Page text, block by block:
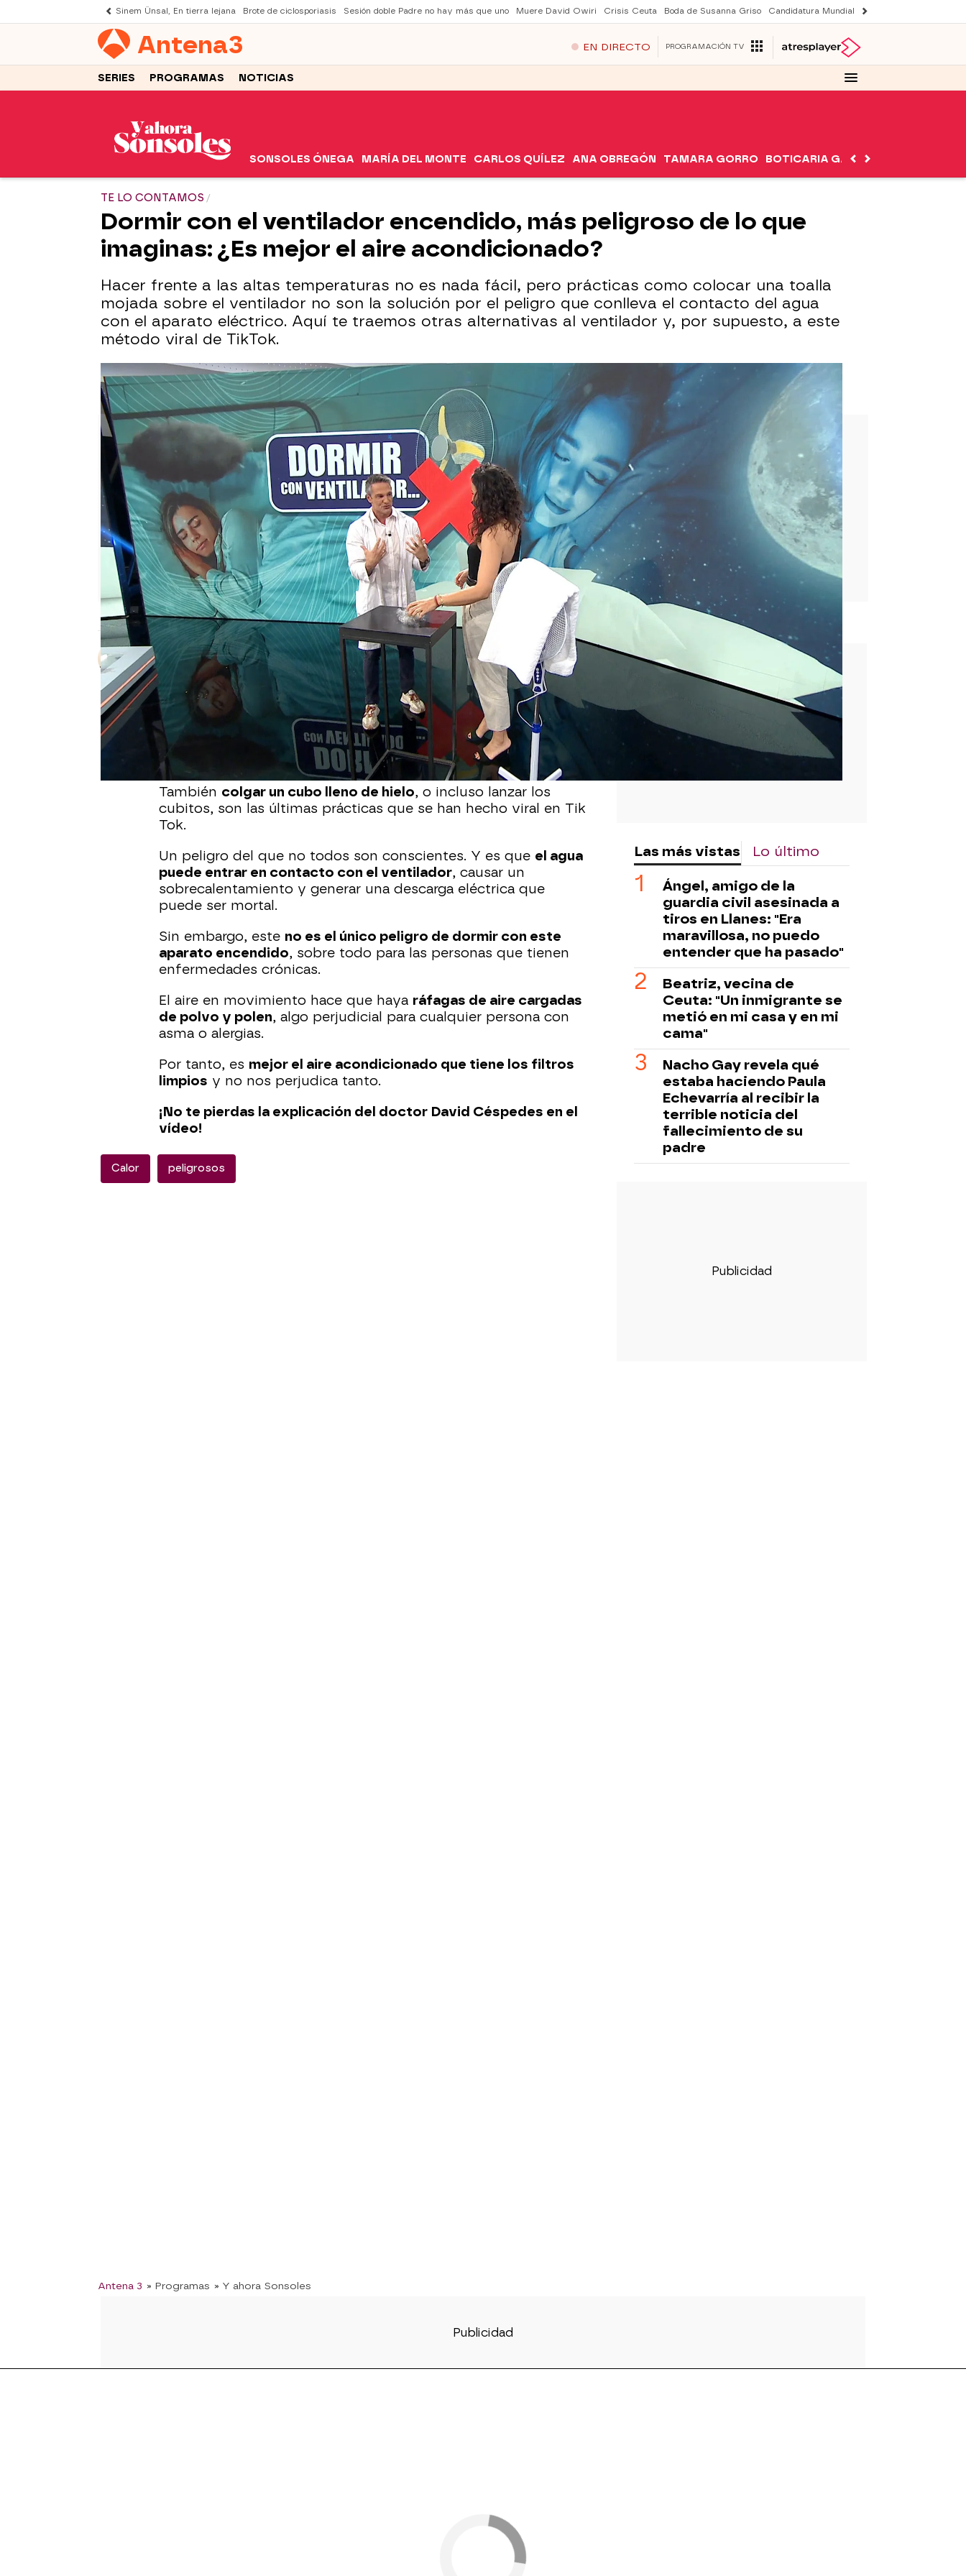
Sinem Ünsal, En tierra lejana Brote de ciclosporiasis Sesión doble Padre no hay más que uno Muere David Owiri Crisis Ceuta Boda de Susanna Griso Candidatura Mundial 2030
Antena3 EN DIRECTO PROGRAMACIÓN TV
SERIES PROGRAMAS NOTICIAS
SONSOLES ÓNEGA MARÍA DEL MONTE CARLOS QUÍLEZ ANA OBREGÓN TAMARA GORRO BOTICARIA GARCÍA
TE LO CONTAMOS
Dormir con el ventilador encendido, más peligroso de lo que
imaginas: ¿Es mejor el aire acondicionado?
Hacer frente a las altas temperaturas no es nada fácil, pero prácticas como colocar una toalla
mojada sobre el ventilador no son la solución por el peligro que conlleva el contacto del agua
con el aparato eléctrico. Aquí te traemos otras alternativas al ventilador y, por supuesto, a este
método viral de TikTok.
Francisco no puede dejar de trabajar por el calor: "Estas medidas tienen que venir acompañadas de
ayudas"
Sara Ruiz
Publicado:19 de junio de 2023, 19:07 Whatsapp
Facebook
X Flipboard
El calor lleva a muchos a llevar a caboprácticas que no
siempre son seguras
. La última es mojar toallas, e incluso
meterlas en el congelador, para ponerlas encima del ventilador
y simular un aire acondicionado.
También colgar un cubo lleno de hielo, o incluso lanzar los
cubitos, son las últimas prácticas que se han hecho viral en Tik
Tok.
Un peligro del que no todos son conscientes. Y es que el agua
puede entrar en contacto con el ventilador, causar un
sobrecalentamiento y generar una descarga eléctrica que
puede ser mortal.
Sin embargo, este no es el único peligro de dormir con este
aparato encendido, sobre todo para las personas que tienen
enfermedades crónicas.
El aire en movimiento hace que haya ráfagas de aire cargadas
de polvo y polen, algo perjudicial para cualquier persona con
asma o alergias.
Por tanto, es mejor el aire acondicionado que tiene los filtros
limpios y no nos perjudica tanto.
¡No te pierdas la explicación del doctor David Céspedes en el
vídeo!
Calor peligrosos
Antena 3 » Programas » Y ahora Sonsoles
Las más vistas Lo último
Ángel, amigo de la
guardia civil asesinada a
tiros en Llanes: "Era
maravillosa, no puedo
entender que ha pasado"
Beatriz, vecina de
Ceuta: "Un inmigrante se
metió en mi casa y en mi
cama"
Nacho Gay revela qué
estaba haciendo Paula
Echevarría al recibir la
terrible noticia del
fallecimiento de su
padre